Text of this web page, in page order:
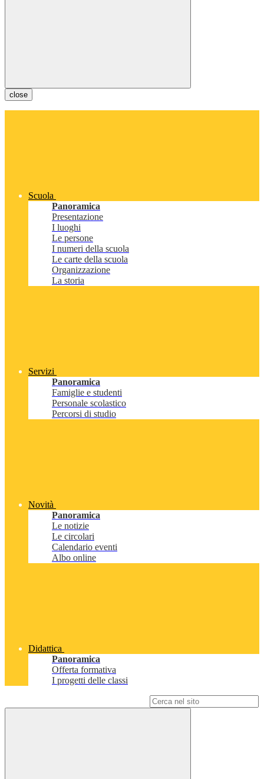
close
Scuola
Panoramica
Presentazione
I luoghi
Le persone
I numeri della scuola
Le carte della scuola
Organizzazione
La storia
Servizi
Panoramica
Famiglie e studenti
Personale scolastico
Percorsi di studio
Novità
Panoramica
Le notizie
Le circolari
Calendario eventi
Albo online
Didattica
Panoramica
Offerta formativa
I progetti delle classi